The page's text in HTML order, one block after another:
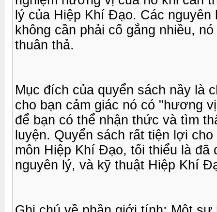
lý của Hiệp Khí Đạo. Các
không cần phải cố gắng nhiều,
thuân thả.
Mục đích của quyển sách nầy là
cho bạn cảm giác nó có "hương
để bạn có thể nhận thức và tìm
luyện. Quyển sách rất tiện lợi
môn Hiệp Khí Đạo, tối thiểu là đã
nguyên lý, và kỹ thuật Hiệp Khí